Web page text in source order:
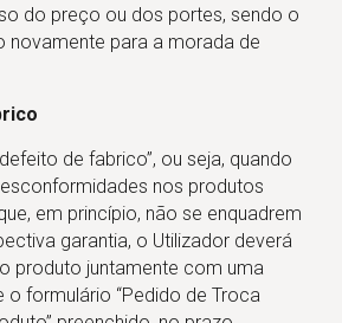
do preço ou dos portes, sendo o
novamente para a morada de
de fabrico”, ou seja, quando
nos produtos
em princípio, não se enquadrem
garantia, o Utilizador deverá
produto juntamente com uma
o formulário “Pedido de Troca